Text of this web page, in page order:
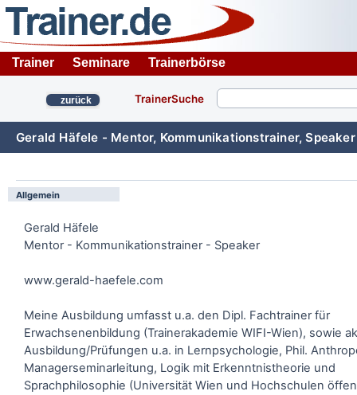
Trainer Seminare Trainerbörse
zurück TrainerSuche
Gerald Häfele - Mentor, Kommunikationstrainer, Speaker
Allgemein
Gerald Häfele
Mentor - Kommunikationstrainer - Speaker
www.gerald-haefele.com
Meine Ausbildung umfasst u.a. den Dipl. Fachtrainer für
Erwachsenenbildung (Trainerakademie WIFI-Wien), sowie
Ausbildung/Prüfungen u.a. in Lernpsychologie, Phil.
Managerseminarleitung, Logik mit Erkenntnistheorie und
Sprachphilosophie (Universität Wien und Hochschulen